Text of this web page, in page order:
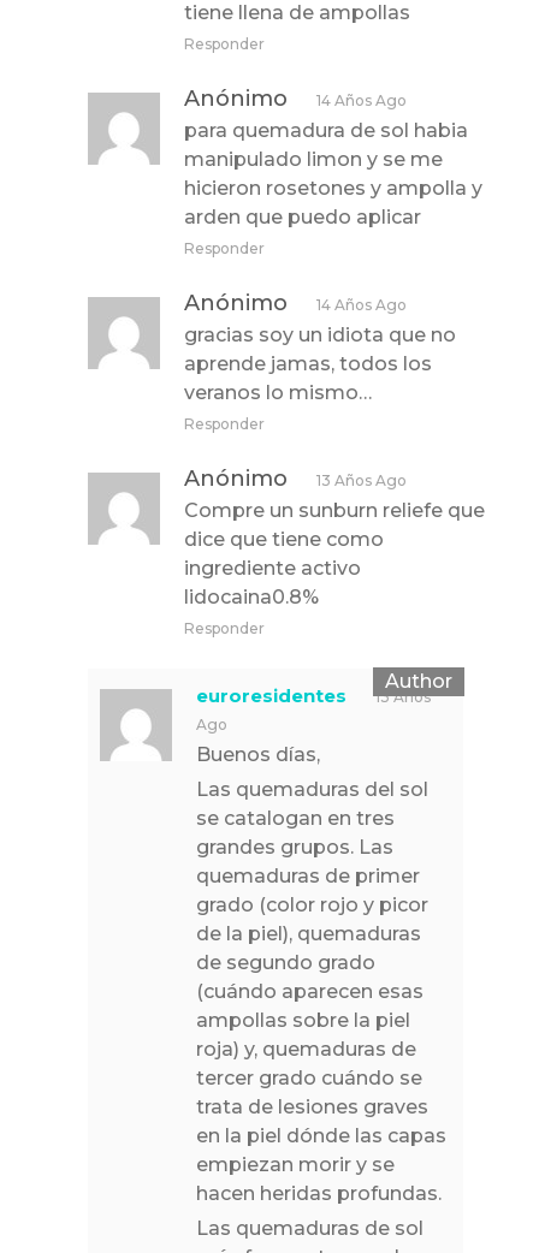
tiene llena de ampollas
Responder
Anónimo 14 Años Ago
para quemadura de sol habia
manipulado limon y se me
hicieron rosetones y ampolla y
arden que puedo aplicar
Responder
Anónimo 14 Años Ago
gracias soy un idiota que no
aprende jamas, todos los
veranos lo mismo…
Responder
Anónimo 13 Años Ago
Compre un sunburn reliefe que
dice que tiene como
ingrediente activo
lidocaina0.8%
Responder
euroresidentes
13 Años
Ago
Buenos días,
Las quemaduras del sol
se catalogan en tres
grandes grupos. Las
quemaduras de primer
grado (color rojo y picor
de la piel), quemaduras
de segundo grado
(cuándo aparecen esas
ampollas sobre la piel
roja) y, quemaduras de
tercer grado cuándo se
trata de lesiones graves
en la piel dónde las capas
empiezan morir y se
hacen heridas profundas.
Las quemaduras de sol